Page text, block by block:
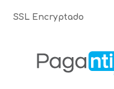
SSL Encryptado